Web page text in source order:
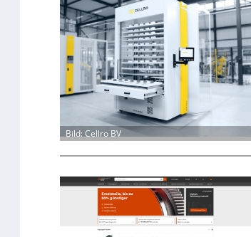
Bild: Cellro BV